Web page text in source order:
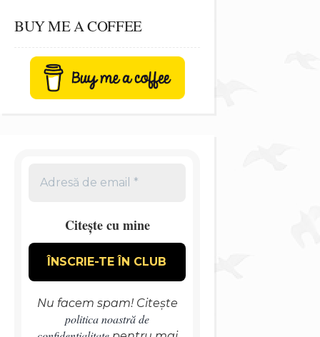
BUY ME A COFFEE
Citește cu mine
Nu facem spam! Citește
politica noastră de